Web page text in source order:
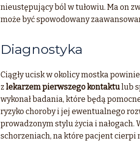
nieustępujący ból w tułowiu. Ma on
może być spowodowany
Diagnostyka
Ciągły ucisk w okolicy mostka
z lekarzem pierwszego kontaktulub
wykonał badania, które będą
ryzyko choroby i jej ewentualnego
prowadzonym stylu życia i nałogach.
schorzeniach, na które pacjent cierpi